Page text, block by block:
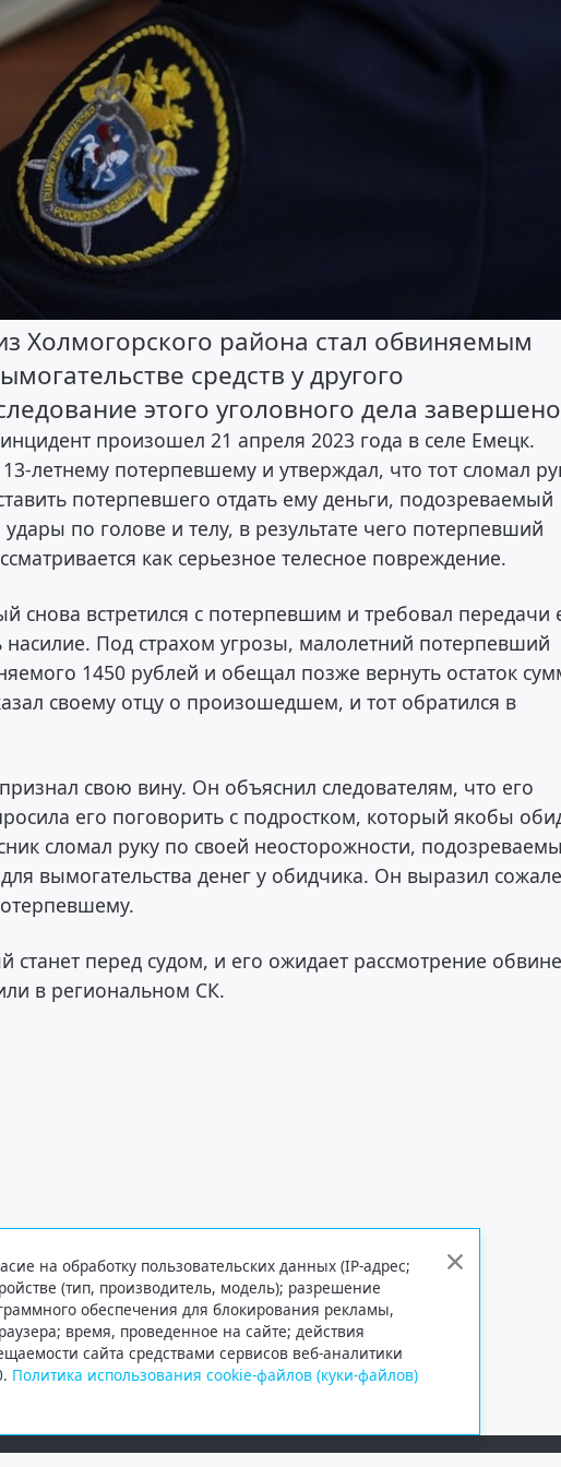
Холмогорского района стал обвиняемым
средств у другого
этого уголовного дела
произошел 21 апреля 2023 года в селе Емецк.
летнему потерпевшему и утверждал, что тот сломал
потерпевшего отдать ему деньги, подозреваемый
по голове и телу, в результате чего потерпевший
как серьезное телесное повреждение.
снова встретился с потерпевшим и требовал передачи
Под страхом угрозы, малолетний потерпевший
1450 рублей и обещал позже вернуть остаток
своему отцу о произошедшем, и тот обратился в
свою вину. Он объяснил следователям, что его
его поговорить с подростком, который якобы
сломал руку по своей неосторожности,
вымогательства денег у обидчика. Он выразил
перед судом, и его ожидает рассмотрение
в региональном СК.
на обработку пользовательских данных (IP-адрес;
(тип, производитель, модель); разрешение
обеспечения для блокирования рекламы,
время, проведенное на сайте; действия
сайта средствами сервисов веб-аналитики
Политика использования cookie-файлов (куки-файлов)